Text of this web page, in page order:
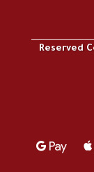
Reserved
